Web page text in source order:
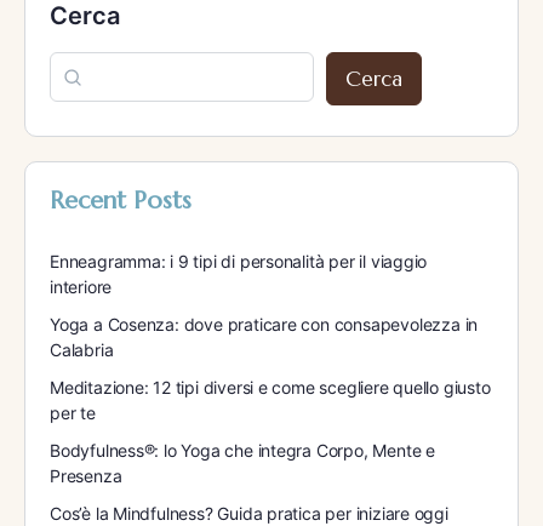
Cerca
Cerca
Recent Posts
Enneagramma: i 9 tipi di personalità per il viaggio
interiore
Yoga a Cosenza: dove praticare con consapevolezza in
Calabria
Meditazione: 12 tipi diversi e come scegliere quello giusto
per te
Bodyfulness®: lo Yoga che integra Corpo, Mente e
Presenza
Cos’è la Mindfulness? Guida pratica per iniziare oggi